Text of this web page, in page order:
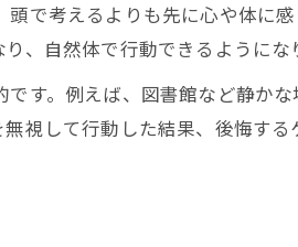
で考えるよりも先に心や体に
、自然体で行動できるようにな
す。例えば、図書館など静か
視して行動した結果、後悔する